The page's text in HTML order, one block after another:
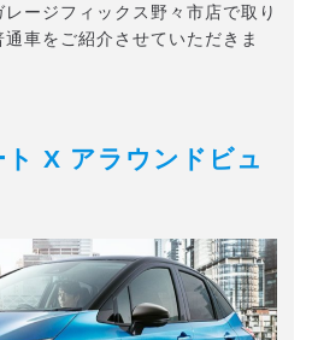
ージフィックス野々市店で取り
車をご紹介させていただきま
X アラウンドビュ